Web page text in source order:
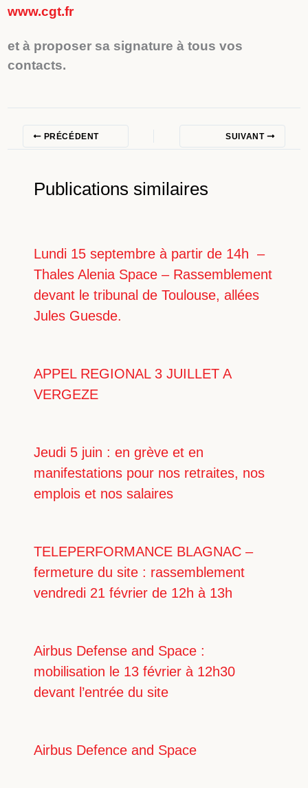
www.cgt.fr
et à proposer sa signature à tous vos
contacts.
PRÉCÉDENT SUIVANT
Publications similaires
Lundi 15 septembre à partir de 14h –
Thales Alenia Space – Rassemblement
devant le tribunal de Toulouse, allées
Jules Guesde.
APPEL REGIONAL 3 JUILLET A
VERGEZE
Jeudi 5 juin : en grève et en
manifestations pour nos retraites, nos
emplois et nos salaires
TELEPERFORMANCE BLAGNAC –
fermeture du site : rassemblement
vendredi 21 février de 12h à 13h
Airbus Defense and Space :
mobilisation le 13 février à 12h30
devant l’entrée du site
Airbus Defence and Space